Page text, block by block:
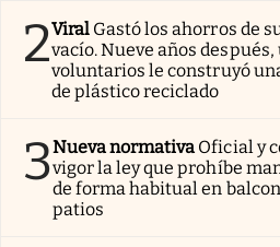
2Viral Gastó los ahorros de
vacío. Nueve años después,
voluntarios le construyó
de plástico reciclado
3Nueva normativa Oficial y
vigor la ley que prohíbe
de forma habitual en
patios